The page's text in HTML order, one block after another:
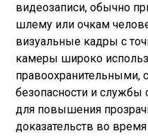
видеозаписи, обычно
шлему или очкам
визуальные кадры с
камеры широко
правоохранительными,
безопасности и
для повышения
доказательств во